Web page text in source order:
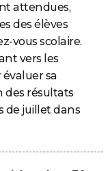
attendues,
des élèves
vous scolaire.
vers les
sa
des résultats
de juillet dans